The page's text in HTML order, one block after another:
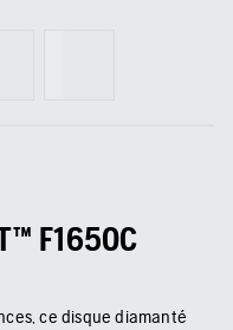
F1650C
ce disque diamanté